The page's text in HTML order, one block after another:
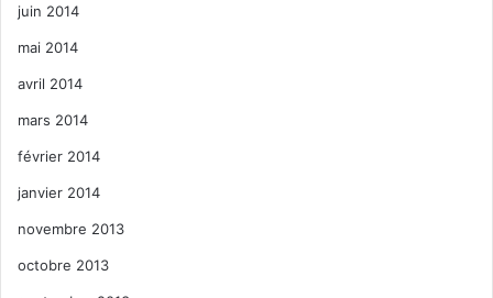
juin 2014
mai 2014
avril 2014
mars 2014
février 2014
janvier 2014
novembre 2013
octobre 2013